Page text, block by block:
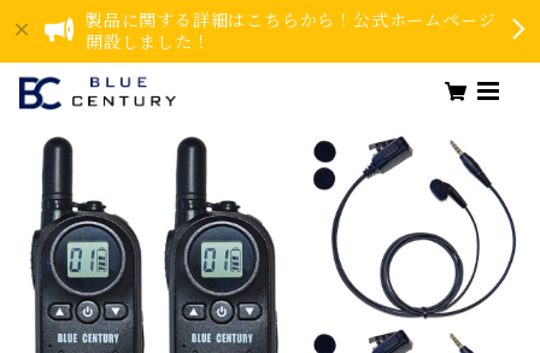
製品に関する詳細はこちらから！公式ホームページ
開設しました！